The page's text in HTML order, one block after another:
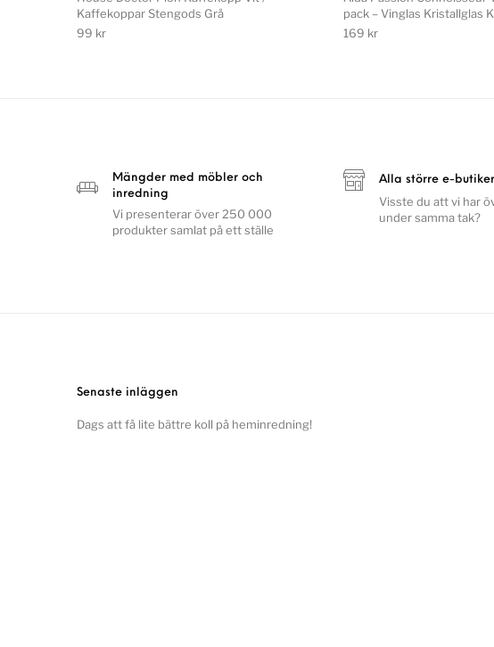
Kaffekoppar Stengods Grå
99 kr
pack – Vinglas Kristallglas
169 kr
Mängder med möbler och
inredning
Vi presenterar över 250 000
produkter samlat på ett ställe
Alla större e-
Visste du att vi har
under samma tak?
Senaste inläggen
Dags att få lite bättre koll på heminredning!